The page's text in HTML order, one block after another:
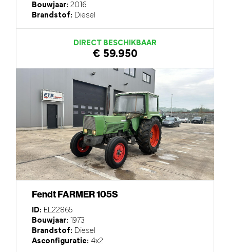
Bouwjaar: 2016
Brandstof: Diesel
DIRECT BESCHIKBAAR
€ 59.950
Fendt FARMER 105S
ID: EL22865
Bouwjaar: 1973
Brandstof: Diesel
Asconfiguratie: 4x2